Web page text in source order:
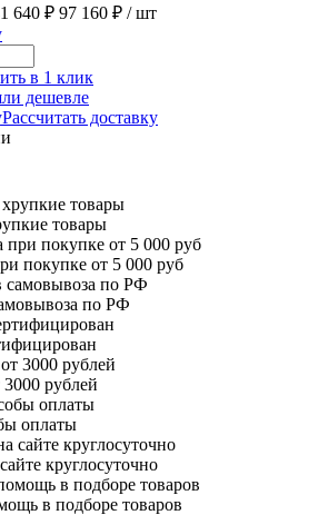
640 ₽ 97 160 ₽ / шт
в 1 клик
дешевле
Рассчитать доставку
товары
покупке от 5 000 руб
по РФ
рублей
оплаты
круглосуточно
в подборе товаров